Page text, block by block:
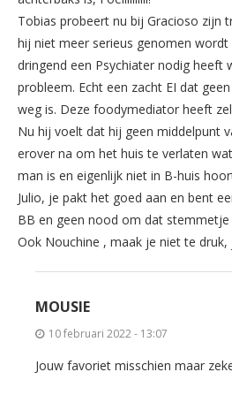
Tobias probeert nu bij Gracioso zijn
hij niet meer serieus genomen
dringend een Psychiater nodig
probleem. Echt een zacht EI dat
weg is. Deze foodymediator heeft
Nu hij voelt dat hij geen middelpunt
erover na om het huis te verlaten
man is en eigenlijk niet in B-huis
Julio, je pakt het goed aan en bent
BB en geen nood om dat stemmetje
Ook Nouchine , maak je niet te
MOUSIE
10 februari 2022 - 13:07
Jouw favoriet misschien maar